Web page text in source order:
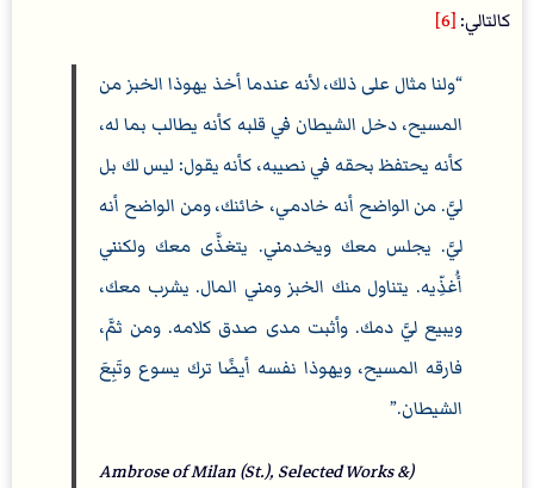
كالتالي: [6]
ولنا مثال على ذلك، لأنه عندما أخذ يهوذا الخبز من
المسيح، دخل الشيطان في قلبه كأنه يطالب بما له،
كأنه يحتفظ بحقه في نصيبه، كأنه يقول: ليس لك بل
ليَّ. من الواضح أنه خادمي، خائنك، ومن الواضح أنه
ليَّ. يجلس معك ويخدمني. يتغذَّى معك ولكنني
أُغذِّيه. يتناول منك الخبز ومني المال. يشرب معك،
ويبيع ليَّ دمك. وأثبت مدى صدق كلامه. ومن ثمَّ،
فارقه المسيح، ويهوذا نفسه أيضًا ترك يسوع وتَبِعَ
الشيطان.
(Ambrose of Milan (St.), Selected Works &